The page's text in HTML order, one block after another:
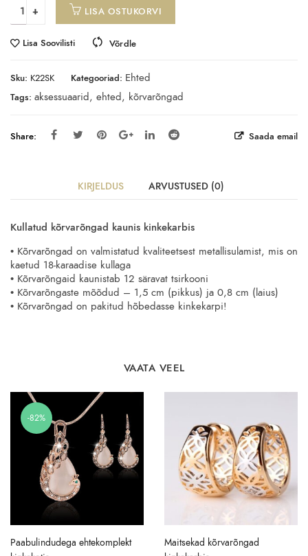
LISA OSTUKORVI
Lisa Soovilisti Võrdle
Sku: K22SK Kategooriad: Ehted
Tags: aksessuaarid, ehted, kõrvarõngad
Share: Saada email
KIRJELDUS ARVUSTUSED (0)
Kullatud kõrvarõngad kaunis kinkekarbis
• Kõrvarõngad on valmistatud kvaliteetsest metallisulamist, mis on
kaetud 18-karaadise kullaga
• Kõrvarõngaid kaunistab 12 säravat tsirkooni
• Kõrvarõngaste mõõdud – 1,5 cm (pikkus) ja 0,8 cm (laius)
• Kõrvarõngad on pakitud hõbedasse kinkekarpi!
VAATA VEEL
-82%
Paabulindudega ehtekomplekt
Maitsekad kõrvarõngad